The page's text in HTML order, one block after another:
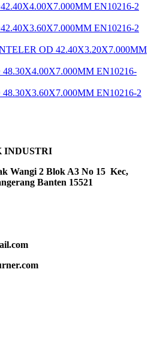
EN10216-2
EN10216-2
OD 42.40X3.20X7.000MM
EN10216-
EN10216-2
INDUSTRI
Wangi 2 Blok A3 No 15 Kec,
Banten 15521